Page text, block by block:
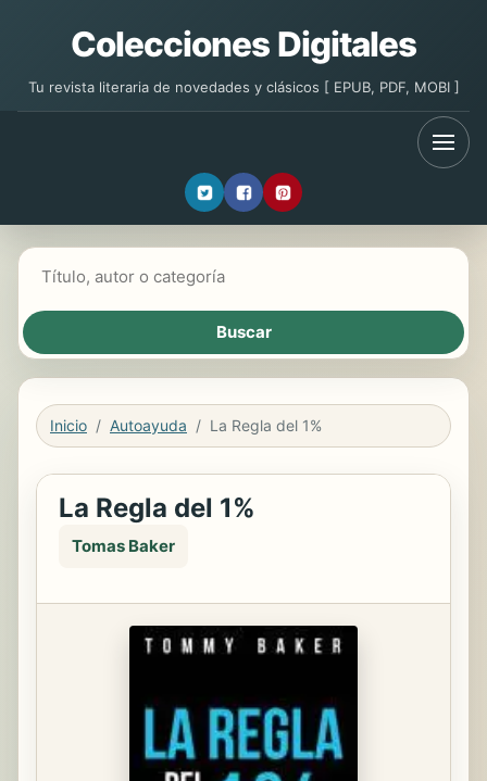
Colecciones Digitales
Tu revista literaria de novedades y clásicos [ EPUB, PDF, MOBI ]
Inicio Autoayuda La Regla del 1%
La Regla del 1%
Tomas Baker